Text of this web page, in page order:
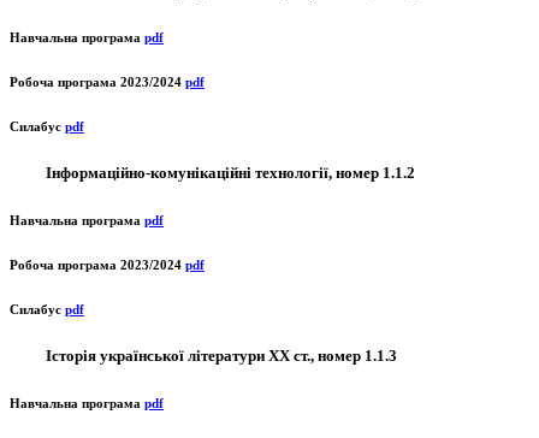
Навчальна програма pdf
Робоча програма 2023/2024 pdf
Силабус pdf
Інформаційно-комунікаційні технології, номер 1.1.2
Навчальна програма pdf
Робоча програма 2023/2024 pdf
Силабус pdf
Історія української літератури ХХ ст., номер 1.1.3
Навчальна програма pdf